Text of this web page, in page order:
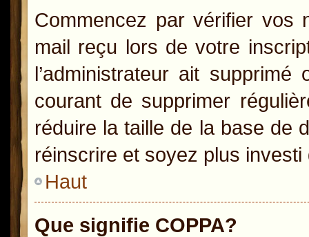
Commencez par vérifier vos
mail reçu lors de votre
l’administrateur ait
courant de supprimer
réduire la taille de la base de
réinscrire et soyez plus
Haut
Que signifie COPPA?